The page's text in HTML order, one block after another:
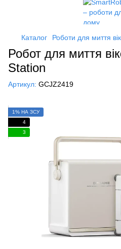
Каталог Роботи для миття
Робот для миття
Station
Артикул: GCJZ2419
1% НА ЗСУ
4
3